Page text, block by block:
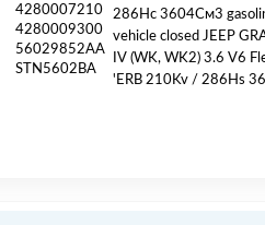
4280007210
4280009300
56029852AA
STN5602BA
286Hс 3604См3
vehicle closed JEEP
IV (WK, WK2) 3.6 V6
'ERB 210Kv / 286Hs